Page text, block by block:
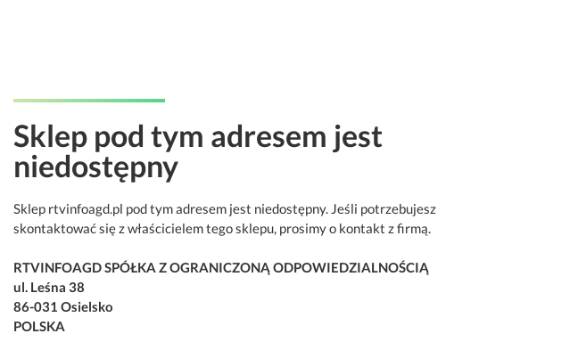
Sklep pod tym adresem jest
niedostępny
Sklep rtvinfoagd.pl pod tym adresem jest niedostępny. Jeśli potrzebujesz
skontaktować się z właścicielem tego sklepu, prosimy o kontakt z firmą.
RTVINFOAGD SPÓŁKA Z OGRANICZONĄ ODPOWIEDZIALNOŚCIĄ
ul. Leśna 38
86-031 Osielsko
POLSKA